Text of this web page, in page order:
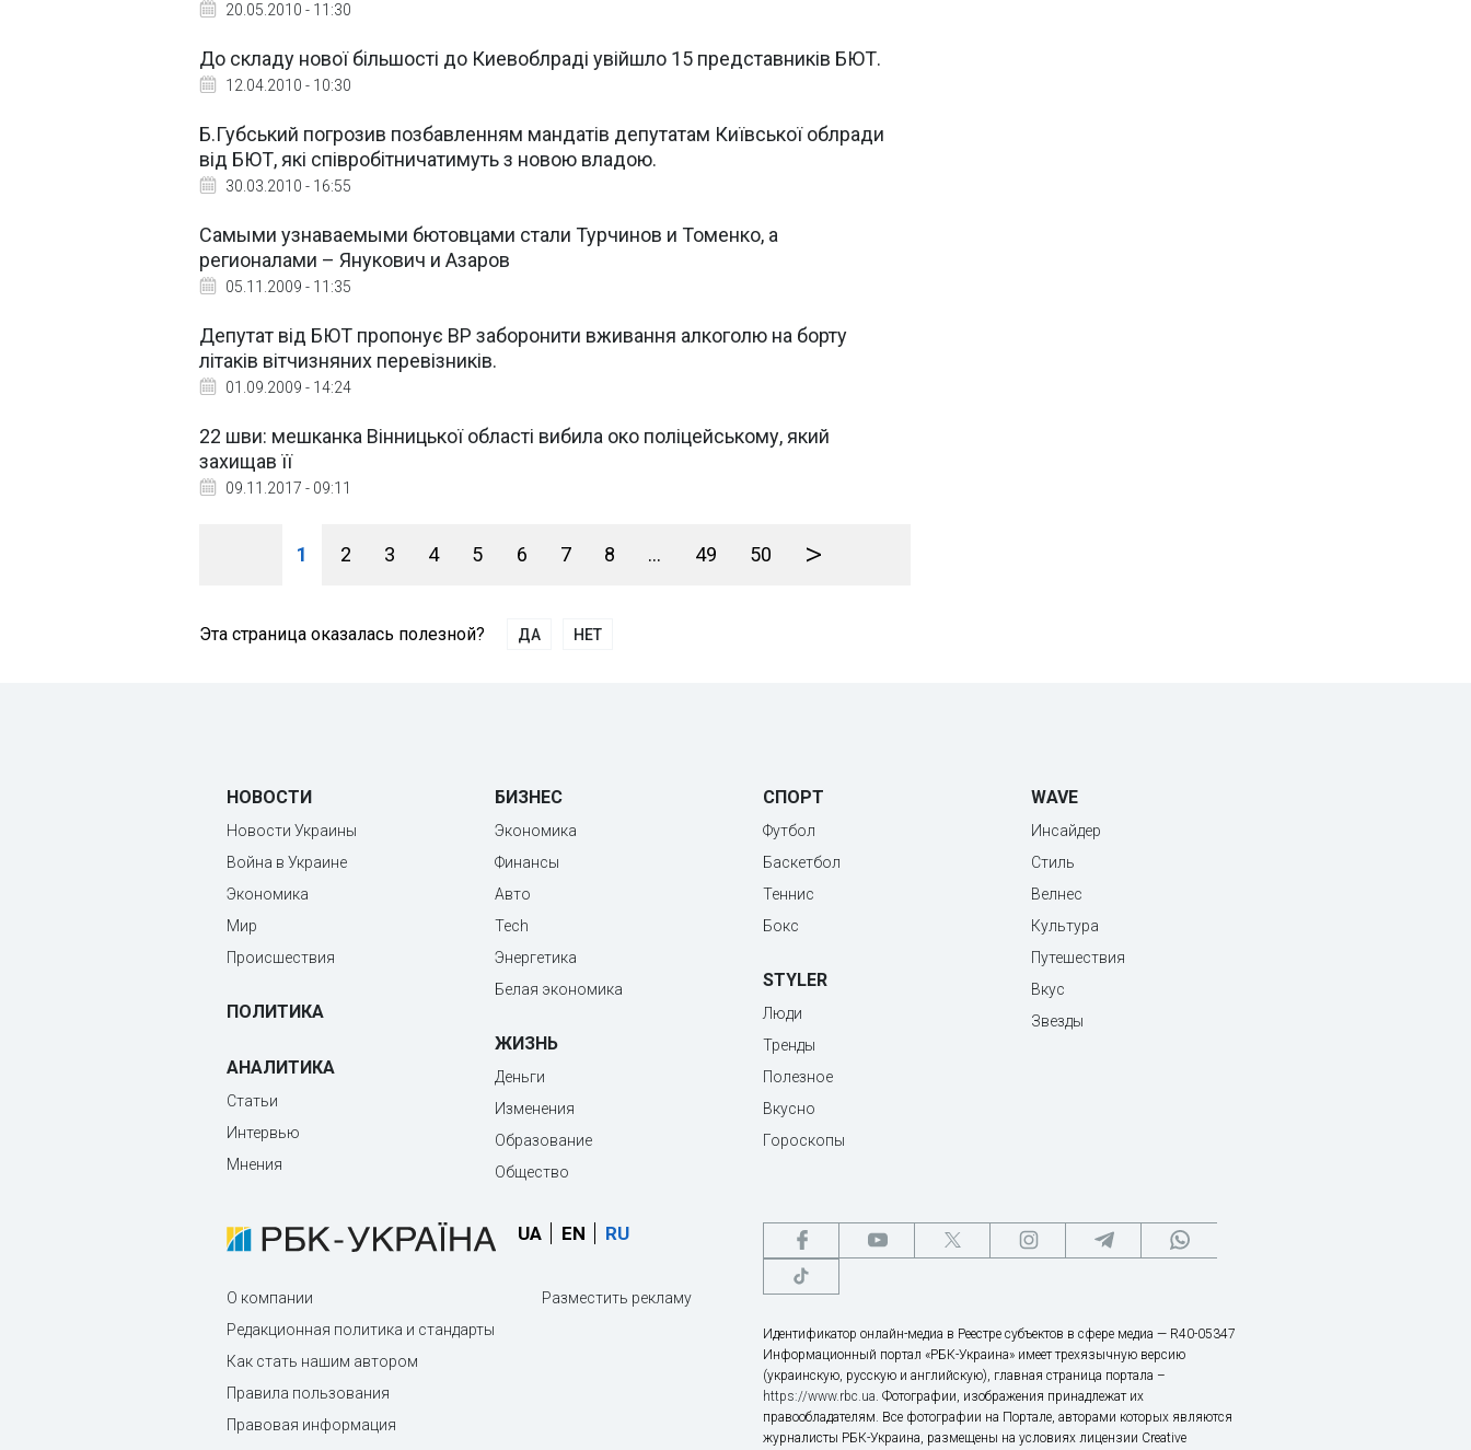
20.05.2010 - 11:30
До складу нової більшості до Киевоблраді увійшло 15 представників БЮТ.
12.04.2010 - 10:30
Б.Губський погрозив позбавленням мандатів депутатам Київської облради
від БЮТ, які співробітничатимуть з новою владою.
30.03.2010 - 16:55
Самыми узнаваемыми бютовцами стали Турчинов и Томенко, а
регионалами – Янукович и Азаров
05.11.2009 - 11:35
Депутат від БЮТ пропонує ВР заборонити вживання алкоголю на борту
літаків вітчизняних перевізників.
01.09.2009 - 14:24
22 шви: мешканка Вінницької області вибила око поліцейському, який
захищав її
09.11.2017 - 09:11
1 2 3 4 5 6 7 8 ... 49 50 >
Эта страница оказалась полезной? ДА НЕТ
НОВОСТИ
Новости Украины
Война в Украине
Экономика
Мир
Происшествия
ПОЛИТИКА
АНАЛИТИКА
Статьи
Интервью
Мнения
БИЗНЕС
Экономика
Финансы
Авто
Tech
Энергетика
Белая экономика
ЖИЗНЬ
Деньги
Изменения
Образование
Общество
СПОРТ
Футбол
Баскетбол
Теннис
Бокс
STYLER
Люди
Тренды
Полезное
Вкусно
Гороскопы
WAVE
Инсайдер
Стиль
Велнес
Культура
Путешествия
Вкус
Звезды
UA EN RU
О компании
Редакционная политика и стандарты
Как стать нашим автором
Правила пользования
Правовая информация
Разместить рекламу
Идентификатор онлайн-медиа в Реестре субъектов в сфере медиа — R40-05347
Информационный портал «РБК-Украина» имеет трехязычную версию
(украинскую, русскую и английскую), главная страница портала –
https://www.rbc.ua. Фотографии, изображения принадлежат их
правообладателям. Все фотографии на Портале, авторами которых являются
журналисты РБК-Украина, размещены на условиях лицензии Creative